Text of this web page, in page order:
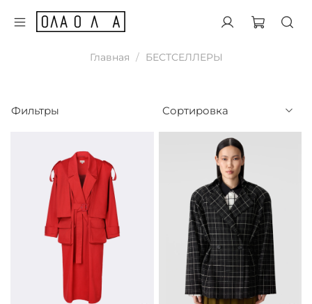
Главная БЕСТСЕЛЛЕРЫ
Фильтры